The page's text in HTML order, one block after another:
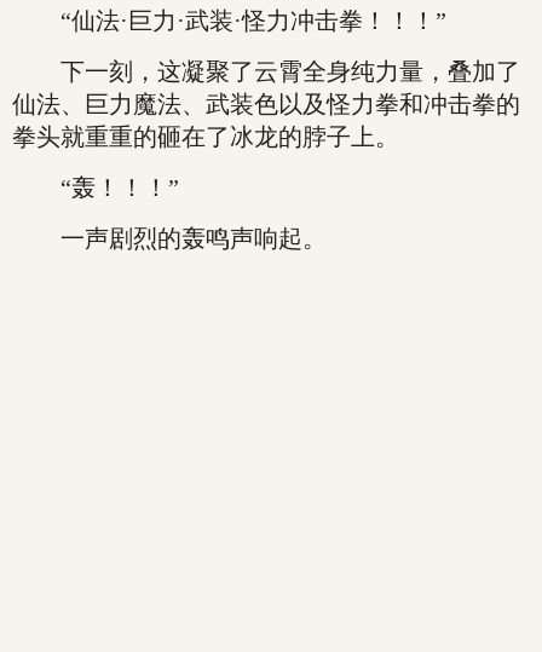
“仙法·巨力·武装·怪力冲击拳！！！”
下一刻，这凝聚了云霄全身纯力量，叠加了
仙法、巨力魔法、武装色以及怪力拳和冲击拳的
拳头就重重的砸在了冰龙的脖子上。
“轰！！！”
一声剧烈的轰鸣声响起。